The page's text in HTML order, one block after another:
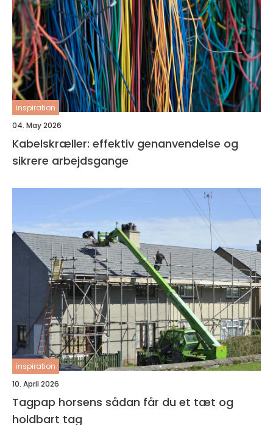
inspiration
04. May 2026
Kabelskræller: effektiv genanvendelse og
sikrere arbejdsgange
inspiration
10. April 2026
Tagpap horsens sådan får du et tæt og
holdbart tag